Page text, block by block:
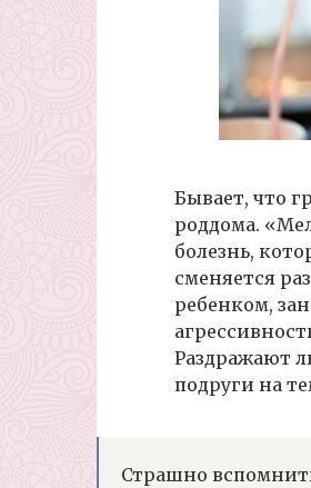
Бывает, что
роддома.
болезнь,
сменяется
ребенком,
Раздражают
подруги на
Страшно